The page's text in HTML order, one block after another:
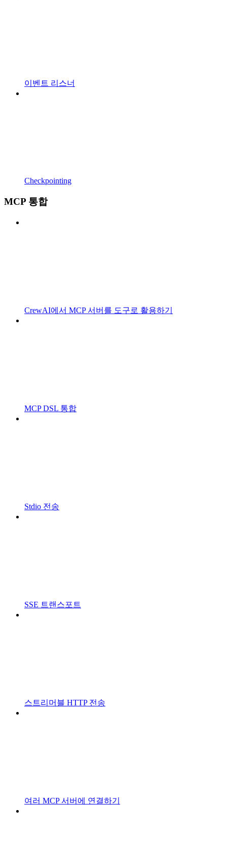
이벤트 리스너
Checkpointing
MCP 통합
CrewAI에서 MCP 서버를 도구로 활용하기
MCP DSL 통합
Stdio 전송
SSE 트랜스포트
스트리머블 HTTP 전송
여러 MCP 서버에 연결하기